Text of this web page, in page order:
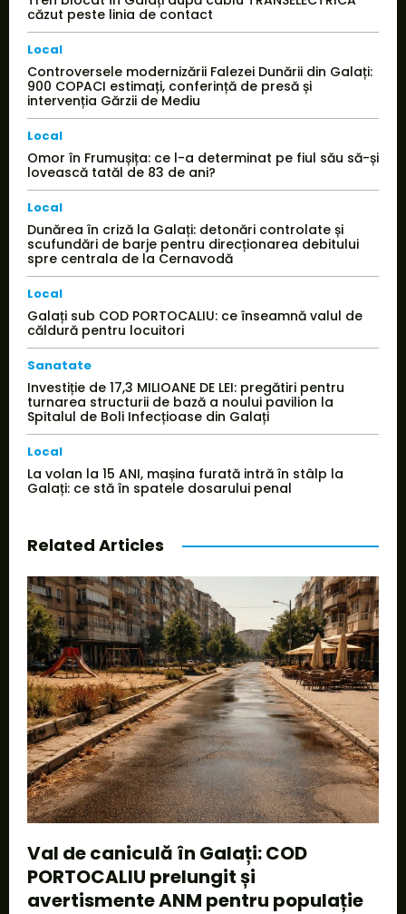
căzut peste linia de contact
Local
Controversele modernizării Falezei Dunării din Galați:
900 COPACI estimați, conferință de presă și
intervenția Gărzii de Mediu
Local
Omor în Frumușița: ce l-a determinat pe fiul său să-și
lovească tatăl de 83 de ani?
Local
Dunărea în criză la Galați: detonări controlate și
scufundări de barje pentru direcționarea debitului
spre centrala de la Cernavodă
Local
Galați sub COD PORTOCALIU: ce înseamnă valul de
căldură pentru locuitori
Sanatate
Investiție de 17,3 MILIOANE DE LEI: pregătiri pentru
turnarea structurii de bază a noului pavilion la
Spitalul de Boli Infecțioase din Galați
Local
La volan la 15 ANI, mașina furată intră în stâlp la
Galați: ce stă în spatele dosarului penal
Related Articles
Val de caniculă în Galați: COD
PORTOCALIU prelungit și
avertismente ANM pentru populație